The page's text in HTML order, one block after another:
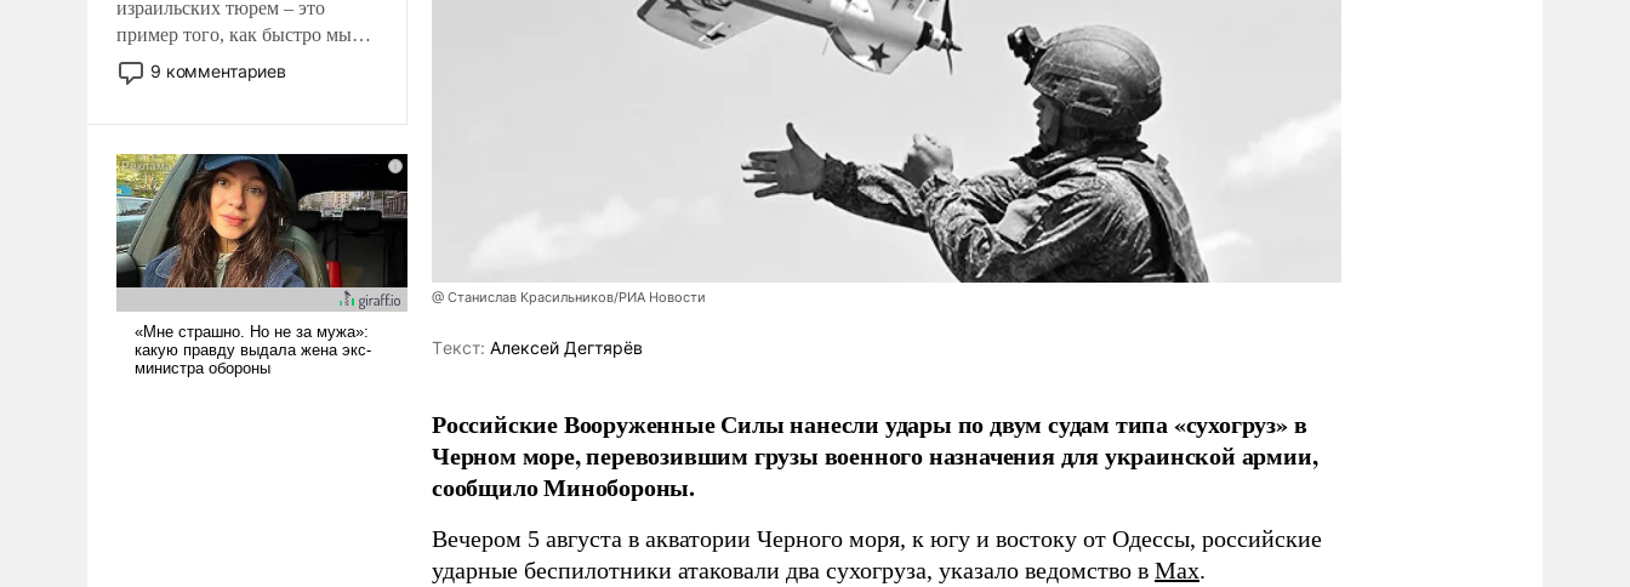
израильских тюрем – это
пример того, как быстро мы
двигаемся по пути
революционных изменений.
псевдонаучной фантастики,
стало всерьез обсуждаемой
идеей.
9 комментариев
@ Станислав Красильников/РИА Новости
Tекст: Алексей Дегтярёв
Российские Вооруженные Силы нанесли удары по двум судам типа «сухогруз» в
Черном море, перевозившим грузы военного назначения для украинской армии,
сообщило Минобороны.
Вечером 5 августа в акватории Черного моря, к югу и востоку от Одессы, российские
ударные беспилотники атаковали два сухогруза, указало ведомство в Max.